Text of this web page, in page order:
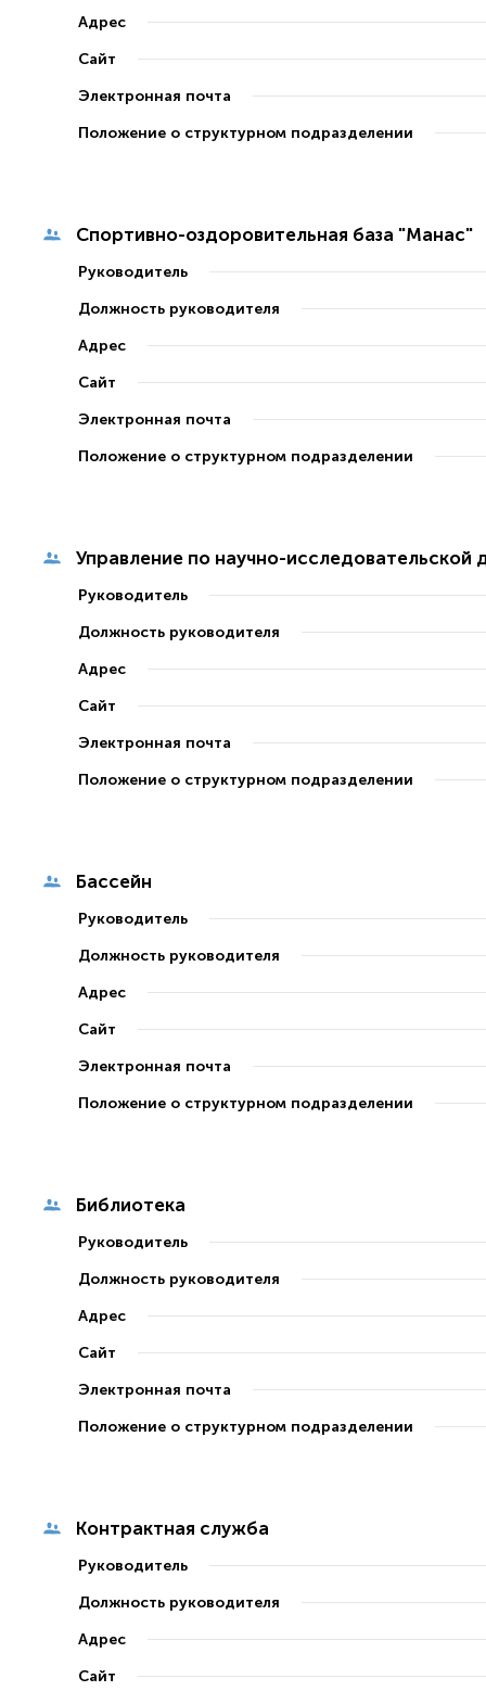
Адрес
Сайт
Электронная почта
Положение о структурном подразделении
Спортивно-оздоровительная база "Манас"
Руководитель
Должность руководителя
Адрес
Сайт
Электронная почта
Положение о структурном подразделении
Управление по научно-исследовательской
Руководитель
Должность руководителя
Адрес
Сайт
Электронная почта
Положение о структурном подразделении
Бассейн
Руководитель
Должность руководителя
Адрес
Сайт
Электронная почта
Положение о структурном подразделении
Библиотека
Руководитель
Должность руководителя
Адрес
Сайт
Электронная почта
Положение о структурном подразделении
Контрактная служба
Руководитель
Должность руководителя
Адрес
Сайт